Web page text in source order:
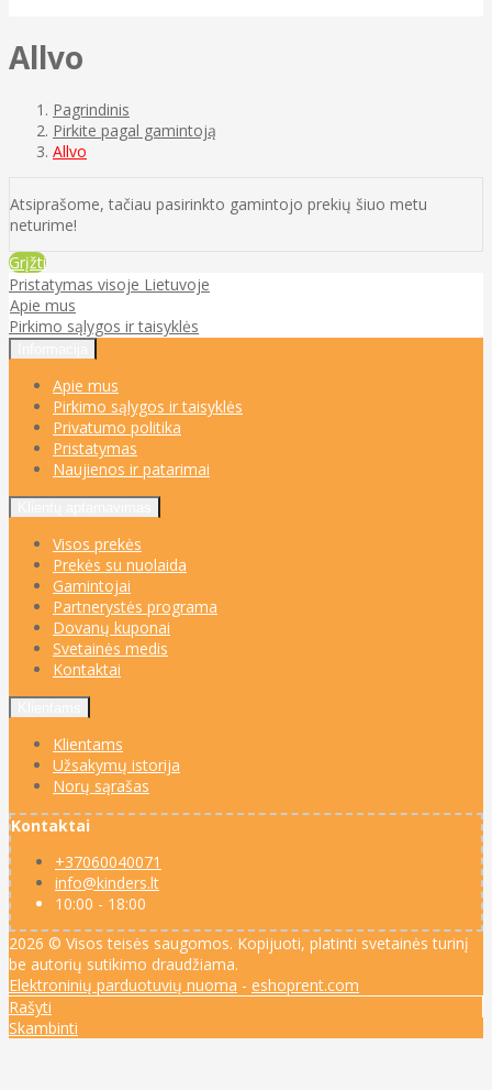
Allvo
Pagrindinis
Pirkite pagal gamintoją
Allvo
Atsiprašome, tačiau pasirinkto gamintojo prekių šiuo metu
neturime!
Grįžti
Pristatymas visoje Lietuvoje
Apie mus
Pirkimo sąlygos ir taisyklės
Apie mus
Pirkimo sąlygos ir taisyklės
Privatumo politika
Pristatymas
Naujienos ir patarimai
Visos prekės
Prekės su nuolaida
Gamintojai
Partnerystės programa
Dovanų kuponai
Svetainės medis
Kontaktai
Klientams
Užsakymų istorija
Norų sąrašas
Kontaktai
+37060040071
info@kinders.lt
10:00 - 18:00
2026 © Visos teisės saugomos. Kopijuoti, platinti svetainės turinį
be autorių sutikimo draudžiama.
Elektroninių parduotuvių nuoma - eshoprent.com
Rašyti
Skambinti